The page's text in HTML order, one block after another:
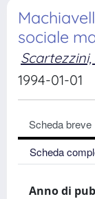
sociale
1994-01-01
Scheda breve
Scheda
Anno di